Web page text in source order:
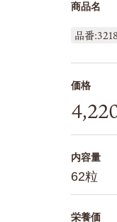
商品名
品番:3218
価格
内容量
62粒
栄養価